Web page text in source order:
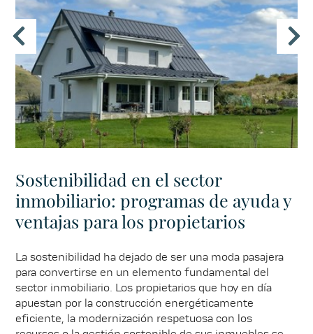
Sostenibilidad en el sector
inmobiliario: programas de ayuda y
ventajas para los propietarios
La sostenibilidad ha dejado de ser una moda pasajera
para convertirse en un elemento fundamental del
sector inmobiliario. Los propietarios que hoy en día
apuestan por la construcción energéticamente
eficiente, la modernización respetuosa con los